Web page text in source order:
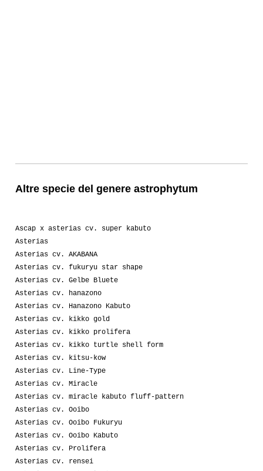
Altre specie del genere astrophytum
Ascap x asterias cv. super kabuto
Asterias
Asterias cv. AKABANA
Asterias cv. fukuryu star shape
Asterias cv. Gelbe Bluete
Asterias cv. hanazono
Asterias cv. Hanazono Kabuto
Asterias cv. kikko gold
Asterias cv. kikko prolifera
Asterias cv. kikko turtle shell form
Asterias cv. kitsu-kow
Asterias cv. Line-Type
Asterias cv. Miracle
Asterias cv. miracle kabuto fluff-pattern
Asterias cv. Ooibo
Asterias cv. Ooibo Fukuryu
Asterias cv. Ooibo Kabuto
Asterias cv. Prolifera
Asterias cv. rensei